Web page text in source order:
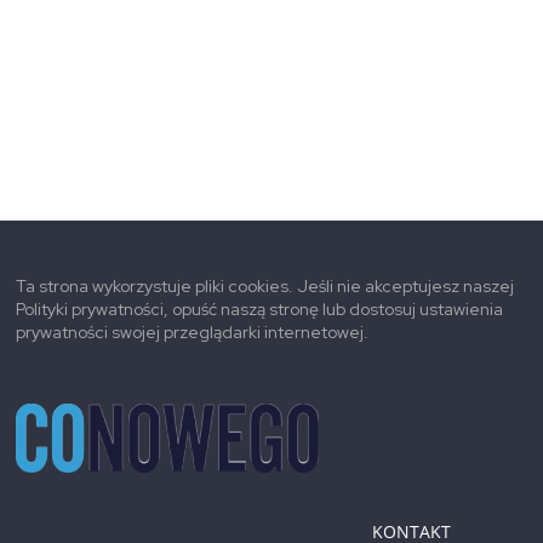
Ta strona wykorzystuje pliki cookies. Jeśli nie akceptujesz naszej
Polityki prywatności, opuść naszą stronę lub dostosuj ustawienia
prywatności swojej przeglądarki internetowej.
KONTAKT